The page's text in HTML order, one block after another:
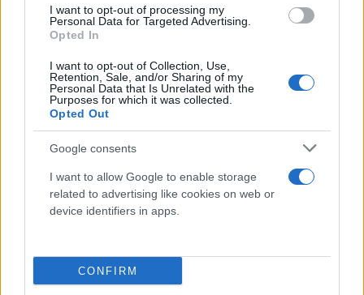
I want to opt-out of processing my
Personal Data for Targeted Advertising.
Opted In
I want to opt-out of Collection, Use,
Retention, Sale, and/or Sharing of my
Personal Data that Is Unrelated with the
Purposes for which it was collected.
Opted Out
Google consents
I want to allow Google to enable storage
related to advertising like cookies on web or
device identifiers in apps.
CONFIRM
ενημερώνει τον Μιτς (κάτι που αισθάνεται
και ο ίδιος) ότι η εταιρεία στην οποία εργάζεται,
εγκληματικές πράξεις.Τί ακριβώς θα συμβεί
όταν ο Μιτς (Cruise) αποφασίσει να λύσει το
μυστήριο; O κίνδυνος πλέον είναι μεγάλος τόσο για
τον ίδιο όσο και για την γυναίκα του.